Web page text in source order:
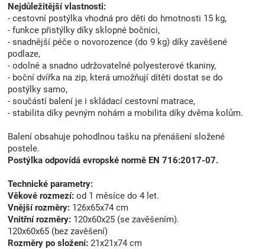
Nejdůležitější vlastnosti:
- cestovní postýlka vhodná pro děti do hmotnosti 15 kg,
- funkce přistýlky díky sklopné bočnici,
- snadnější péče o novorozence (do 9 kg) díky zavěšené
podlaze,
- odolné a snadno udržovatelné polyesterové tkaniny,
- boční dvířka na zip, která umožňují dítěti dostat se do
postýlky samo,
- součástí balení je i skládací cestovní matrace,
- stabilita díky pevným nohám a mobilita díky dvěma kolům.
Balení obsahuje pohodlnou tašku na přenášení složené
postele.
Postýlka odpovídá evropské normě EN 716:2017-07.
Technické parametry:
Věkové rozmezí: od 1 měsíce do 4 let.
Vnější rozměry: 126x65x74 cm
Vnitřní rozměry: 120x60x25 (se zavěšením).
120x60x65 (bez zavěšení)
Rozměry po složení: 21x21x74 cm